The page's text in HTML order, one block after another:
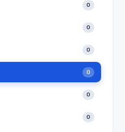
0
0
0
0
0
0